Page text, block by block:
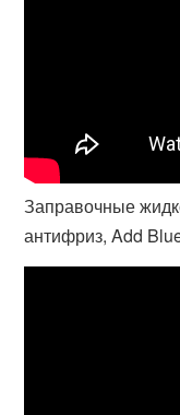
Заправочные
антифриз, Add